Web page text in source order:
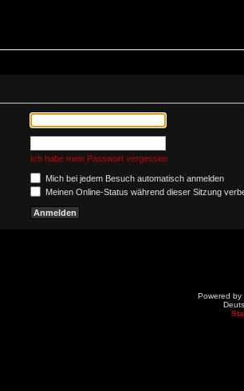
Ich habe mein Passwort vergessen
Mich bei jedem Besuch automatisch anmelden
Meinen Online-Status während dieser Sitzung
Powered by